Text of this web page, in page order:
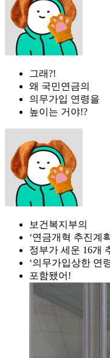
그래?!
왜 국민연금의
의무가입 연령을
높이는 거야!?
보건복지부의
‘연금개혁 추진계
정부가 세운 16개
‘의무가입상한 연
포함됐어!